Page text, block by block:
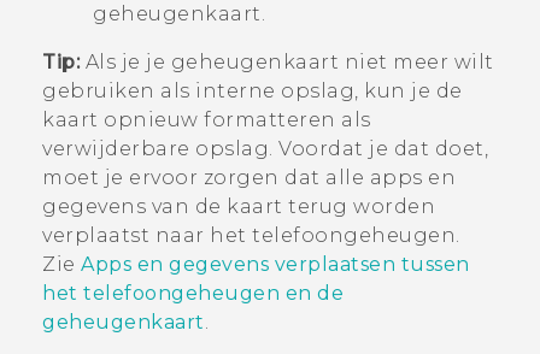
geheugenkaart.
Tip:Als je je geheugenkaart niet meer wilt
gebruiken als interne opslag, kun je de
kaart opnieuw formatteren als
verwijderbare opslag. Voordat je dat doet,
moet je ervoor zorgen dat alle apps en
gegevens van de kaart terug worden
verplaatst naar het telefoongeheugen.
Zie Apps en gegevens verplaatsen tussen
het telefoongeheugen en de
geheugenkaart